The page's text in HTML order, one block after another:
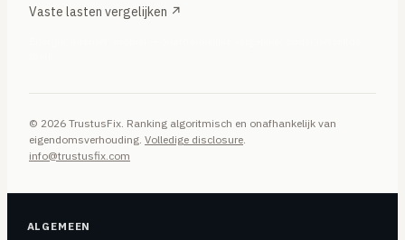
Vaste lasten vergelijken ↗
© 2026 TrustusFix. Ranking algoritmisch en onafhankelijk van
eigendomsverhouding. Volledige disclosure
info@trustusfix.com
ALGEMEEN